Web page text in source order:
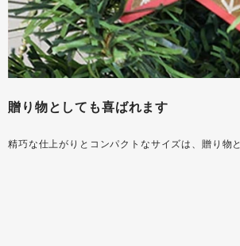
贈り物としても喜ばれます
精巧な仕上がりとコンパクトなサイズは、贈り物